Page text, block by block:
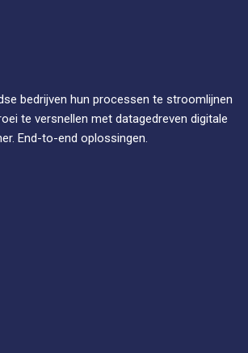
bedrijven hun processen te stroomlijnen
te versnellen met datagedreven digitale
End-to-end oplossingen.